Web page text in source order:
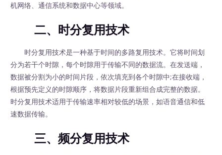
机网络、通信系统和数据中心等领域。
二、时分复用技术
时分复用技术是一种基于时间的多路复用技术。它将时间划
分为若干个时隙，每个时隙用于传输不同的数据流。在发送端，
数据被分割为小的时间片段，依次填充到各个时隙中;在接收端，
根据预先定义的时隙顺序，将数据片段重新组合成完整的数据。
时分复用技术适用于传输速率相对较低的场景，如语音通信和低
速数据传输。
三、频分复用技术